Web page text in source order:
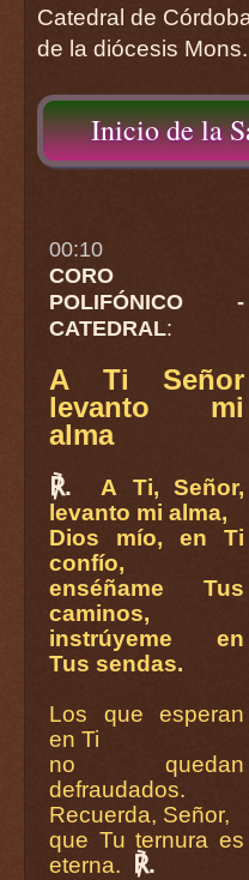
Catedral de
de la diócesis
Inicio de la
00:10
CORO
POLIFÓNICO -
CATEDRAL:
A Ti Señor
levanto mi
alma
℟.
A Ti, Señor,
levanto mi alma,
Dios mío, en Ti
confío,
enséñame Tus
caminos,
instrúyeme en
Tus sendas.
Los que esperan
en Ti
no quedan
defraudados.
Recuerda, Señor,
que Tu ternura es
eterna.
℟.